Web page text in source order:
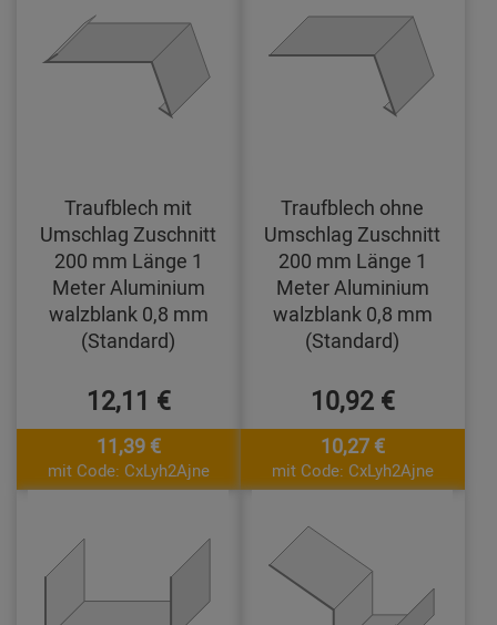
Traufblech mit
Umschlag Zuschnitt
200 mm Länge 1
Meter Aluminium
walzblank 0,8 mm
(Standard)
12,11 €
11,39 €
mit Code: CxLyh2Ajne
Traufblech ohne
Umschlag Zuschnitt
200 mm Länge 1
Meter Aluminium
walzblank 0,8 mm
(Standard)
10,92 €
10,27 €
mit Code: CxLyh2Ajne